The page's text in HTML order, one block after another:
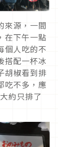
來源，一間
在下午一點
個人吃的不
搭配一杯冰
胡椒看到排
吃不多，應
約只排了